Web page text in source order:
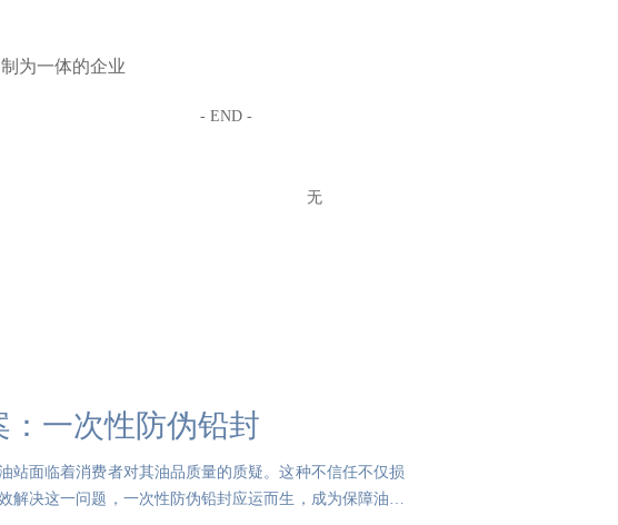
为一体的企业
- END -
无
一次性防伪铅封
站面临着消费者对其油品质量的质疑。这种不信任不仅损
解决这一问题，一次性防伪铅封应运而生，成为保障油品